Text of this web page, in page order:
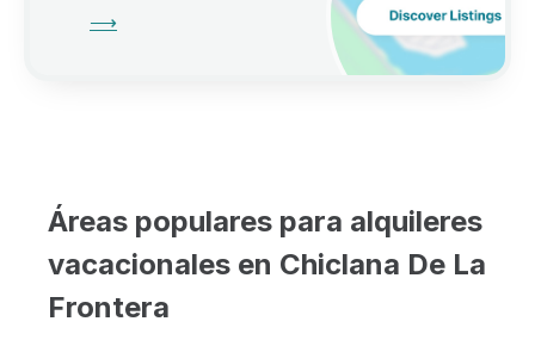
⟶
Áreas populares para alquileres
vacacionales en Chiclana De La
Frontera